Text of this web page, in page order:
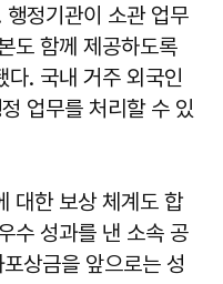
정기관이 소관 업무
도 함께 제공하도록
다. 국내 거주 외국인
업무를 처리할 수 있
대한 보상 체계도 합
수 성과를 낸 소속 공
상금을 앞으로는 성